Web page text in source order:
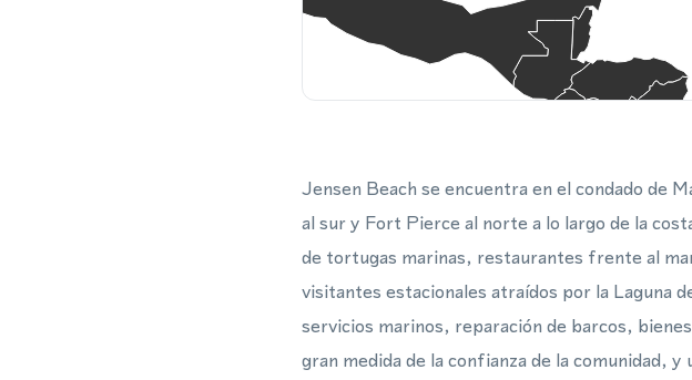
Jensen Beach se encuentra en el condado de
al sur y Fort Pierce al norte a lo largo de la
de tortugas marinas, restaurantes frente al
visitantes estacionales atraídos por la Laguna
servicios marinos, reparación de barcos,
gran medida de la confianza de la comunidad,